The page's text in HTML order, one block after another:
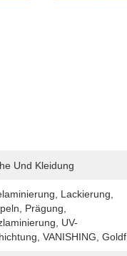
Und Kleidung
Lackierung,
Prägung,
UV-
VANISHING, Goldf